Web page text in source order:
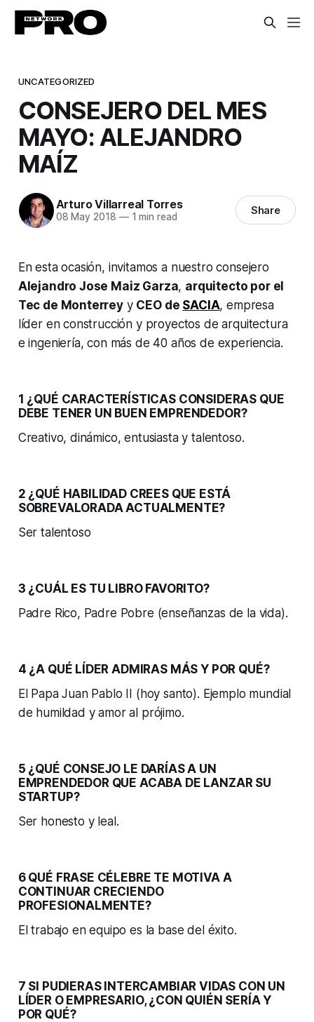
UNCATEGORIZED
CONSEJERO DEL MES
MAYO: ALEJANDRO
MAÍZ
Arturo Villarreal Torres
08 May 2018 —1 min read Share
En esta ocasión, invitamos a nuestro consejero
Alejandro Jose Maiz Garza, arquitecto por el
Tec de Monterreyy CEO de SACIA, empresa
líder en construcción y proyectos de arquitectura
e ingeniería, con más de 40 años de experiencia.
1 ¿QUÉ CARACTERÍSTICAS CONSIDERAS QUE
DEBE TENER UN BUEN EMPRENDEDOR?
Creativo, dinámico, entusiasta y talentoso.
2 ¿QUÉ HABILIDAD CREES QUE ESTÁ
SOBREVALORADA ACTUALMENTE?
Ser talentoso
3 ¿CUÁL ES TU LIBRO FAVORITO?
Padre Rico, Padre Pobre (enseñanzas de la vida).
4 ¿A QUÉ LÍDER ADMIRAS MÁS Y POR QUÉ?
El Papa Juan Pablo II (hoy santo). Ejemplo mundial
de humildad y amor al prójimo.
5 ¿QUÉ CONSEJO LE DARÍAS A UN
EMPRENDEDOR QUE ACABA DE LANZAR SU
STARTUP?
Ser honesto y leal.
6 QUÉ FRASE CÉLEBRE TE MOTIVA A
CONTINUAR CRECIENDO
PROFESIONALMENTE?
El trabajo en equipo es la base del éxito.
7 SI PUDIERAS INTERCAMBIAR VIDAS CON UN
LÍDER O EMPRESARIO, ¿CON QUIÉN SERÍA Y
POR QUÉ?